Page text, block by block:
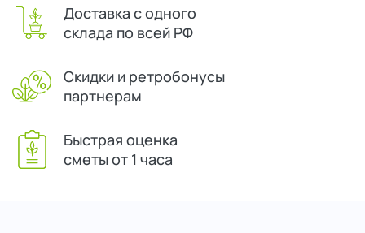
Доставка с одного
склада по всей РФ
Скидки и ретробонусы
партнерам
Быстрая оценка
сметы от 1 часа